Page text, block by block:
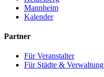
Mannheim
Kalender
Partner
Für Veranstalter
Für Städte & Verwaltung